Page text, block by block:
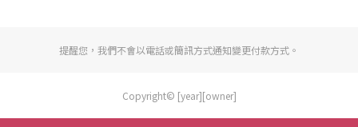
提醒您，我們不會以電話或簡訊方式通知變更付款方式。
Copyright© [year][owner]